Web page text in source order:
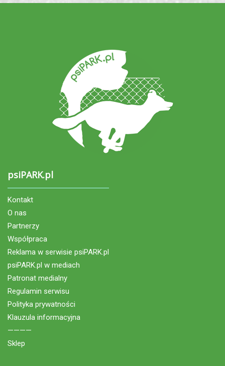
psiPARK.pl
Kontakt
O nas
Partnerzy
Współpraca
Reklama w serwisie psiPARK.pl
psiPARK.pl w mediach
Patronat medialny
Regulamin serwisu
Polityka prywatności
Klauzula informacyjna
————
Sklep